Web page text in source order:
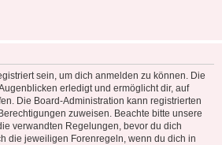
sein, um dich anmelden zu können. Die
erledigt und ermöglicht dir, auf
Die Board-Administration kann registrierten
zuweisen. Beachte bitte unsere
verwandten Regelungen, bevor du dich
die jeweiligen Forenregeln, wenn du dich in